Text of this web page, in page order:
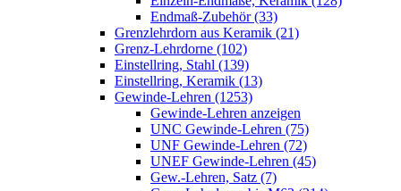
Endmaß-Zubehör (33)
Grenzlehrdorn aus Keramik (21)
Grenz-Lehrdorne (102)
Einstellring, Stahl (139)
Einstellring, Keramik (13)
Gewinde-Lehren (1253)
Gewinde-Lehren anzeigen
UNC Gewinde-Lehren (75)
UNF Gewinde-Lehren (72)
UNEF Gewinde-Lehren (45)
Gew.-Lehren, Satz (7)